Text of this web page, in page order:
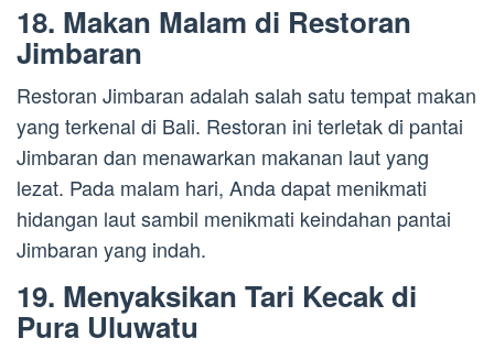
18. Makan Malam di Restoran
Jimbaran
Restoran Jimbaran adalah salah satu tempat makan
yang terkenal di Bali. Restoran ini terletak di pantai
Jimbaran dan menawarkan makanan laut yang
lezat. Pada malam hari, Anda dapat menikmati
hidangan laut sambil menikmati keindahan pantai
Jimbaran yang indah.
19. Menyaksikan Tari Kecak di
Pura Uluwatu